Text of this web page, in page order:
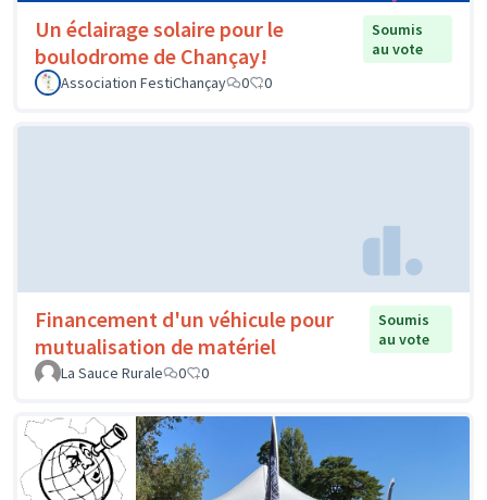
Un éclairage solaire pour le
boulodrome de Chançay!
Soumis
au vote
Association FestiChançay
0 0
Financement d'un véhicule pour
mutualisation de matériel
Soumis
au vote
La Sauce Rurale
0 0